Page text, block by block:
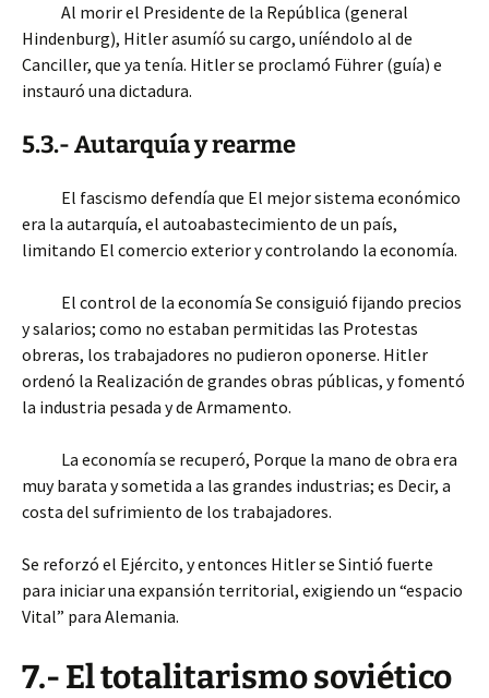
Al morir el Presidente de la República (general
Hindenburg), Hitler asumíó su cargo, uníéndolo al de
Canciller, que ya tenía. Hitler se proclamó Führer (guía) e
instauró una dictadura.
5.3.- Autarquía y rearme
El fascismo defendía que El mejor sistema económico
era la autarquía, el autoabastecimiento de un país,
limitando El comercio exterior y controlando la economía.
El control de la economía Se consiguió fijando precios
y salarios; como no estaban permitidas las Protestas
obreras, los trabajadores no pudieron oponerse. Hitler
ordenó la Realización de grandes obras públicas, y fomentó
la industria pesada y de Armamento.
La economía se recuperó, Porque la mano de obra era
muy barata y sometida a las grandes industrias; es Decir, a
costa del sufrimiento de los trabajadores.
Se reforzó el Ejército, y entonces Hitler se Sintió fuerte
para iniciar una expansión territorial, exigiendo un “espacio
Vital” para Alemania.
7.- El totalitarismo soviético